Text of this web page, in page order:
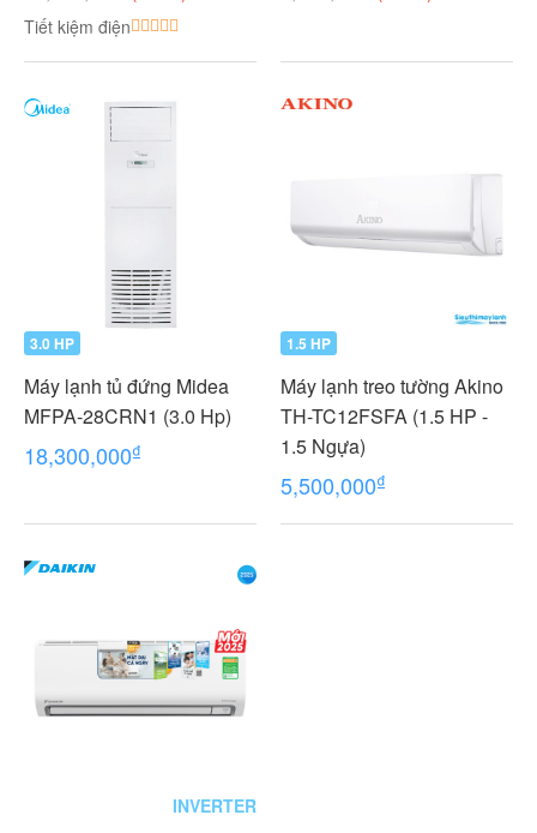
Ngựa) MKC50RVMV-
CTKC25RVMV+CTKC25R
Tiết kiệm điện
3.0 HP
Máy lạnh tủ đứng Midea
MFPA-28CRN1 (3.0 Hp)
18,300,000₫
1.5 HP
Máy lạnh treo tường Akino
TH-TC12FSFA (1.5 HP -
1.5 Ngựa)
5,500,000₫
INVERTER